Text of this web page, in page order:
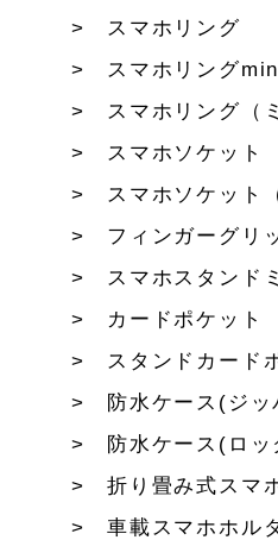
スマホリング
スマホリング
スマホリング（
スマホソケット
スマホソケット
フィンガーグリ
スマホスタンド
カードポケット
スタンドカード
防水ケース(ジッ
防水ケース(ロッ
折り畳み式スマ
車載スマホホル